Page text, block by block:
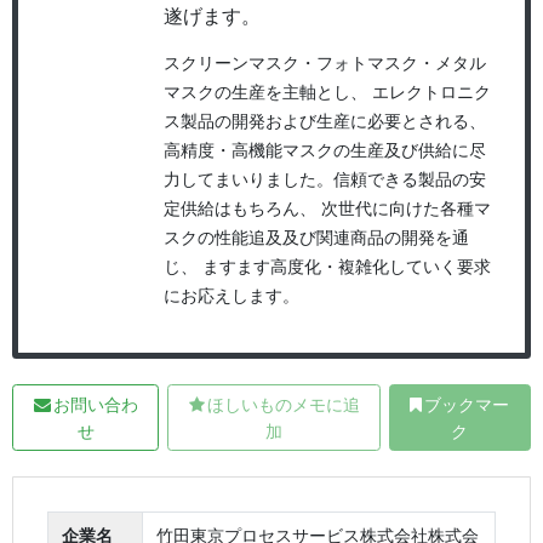
遂げます。
スクリーンマスク・フォトマスク・メタル
マスクの生産を主軸とし、 エレクトロニク
ス製品の開発および生産に必要とされる、
高精度・高機能マスクの生産及び供給に尽
力してまいりました。信頼できる製品の安
定供給はもちろん、 次世代に向けた各種マ
スクの性能追及及び関連商品の開発を通
じ、 ますます高度化・複雑化していく要求
にお応えします。
お問い合わ
せ
ほしいものメモに追
加
ブックマー
ク
企業名
竹田東京プロセスサービス株式会社株式会